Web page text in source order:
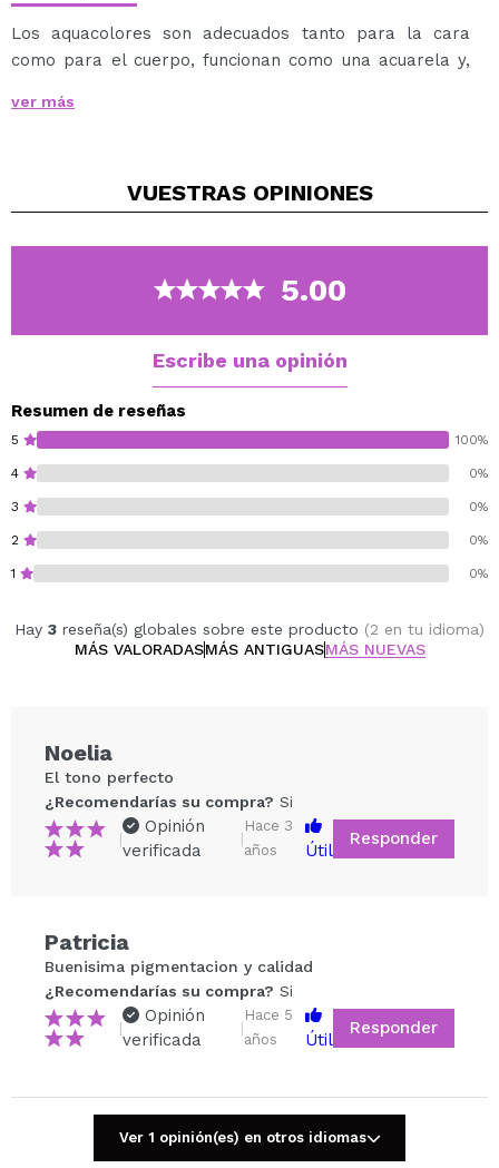
Los aquacolores son adecuados tanto para la cara
como para el cuerpo, funcionan como una acuarela y,
profesionales como por principiantes.
Disponible en una amplia variedad de tonos.
ver más
VUESTRAS OPINIONES
5.00
Escribe una opinión
Resumen de reseñas
5 100%
4 0%
3 0%
2 0%
1 0%
Hay 3 reseña(s) globales sobre este producto (2 en tu idioma)
MÁS VALORADASMÁS ANTIGUASMÁS NUEVAS
Compartir un vídeo o una foto
Tu vídeo podría ser el primero. Imagínatelo...
ENVIAR
Noelia
El tono perfecto
¿Recomendarías su compra? Si
|
Opinión
verificada
|
Hace 3
años
Útil
Responder
Patricia
Buenisima pigmentacion y calidad
¿Recomendarías su compra? Si
|
Opinión
verificada
|
Hace 5
años
Útil
Responder
Ver 1 opinión(es) en otros idiomas